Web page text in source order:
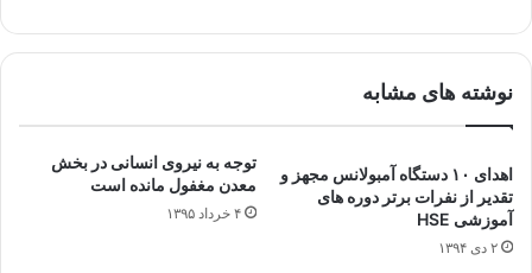
نوشته های مشابه
اهدای ۱۰ دستگاه آمبولانس مجهز و
تقدیر از نفرات برتر دوره های
آموزشی HSE
۲ دی ۱۳۹۴
توجه به نیروی انسانی در بخش
معدن مغفول مانده است
۴ خرداد ۱۳۹۵